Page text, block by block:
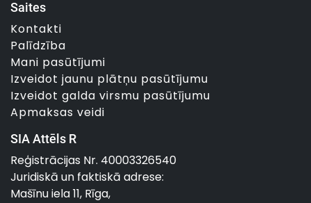
Saites
Kontakti
Palīdzība
Mani pasūtījumi
Izveidot jaunu plātņu pasūtījumu
Izveidot galda virsmu pasūtījumu
Apmaksas veidi
SIA Attēls R
Reģistrācijas Nr. 40003326540
Juridiskā un faktiskā adrese:
Mašīnu iela 11, Rīga,